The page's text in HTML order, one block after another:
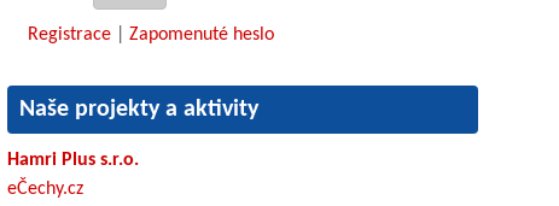
Registrace Zapomenuté heslo
Naše projekty a aktivity
Hamri Plus s.r.o.
eČechy.cz